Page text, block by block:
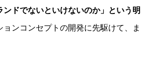
ドでないといけないのか」という明
ンコンセプトの開発に先駆けて、ま